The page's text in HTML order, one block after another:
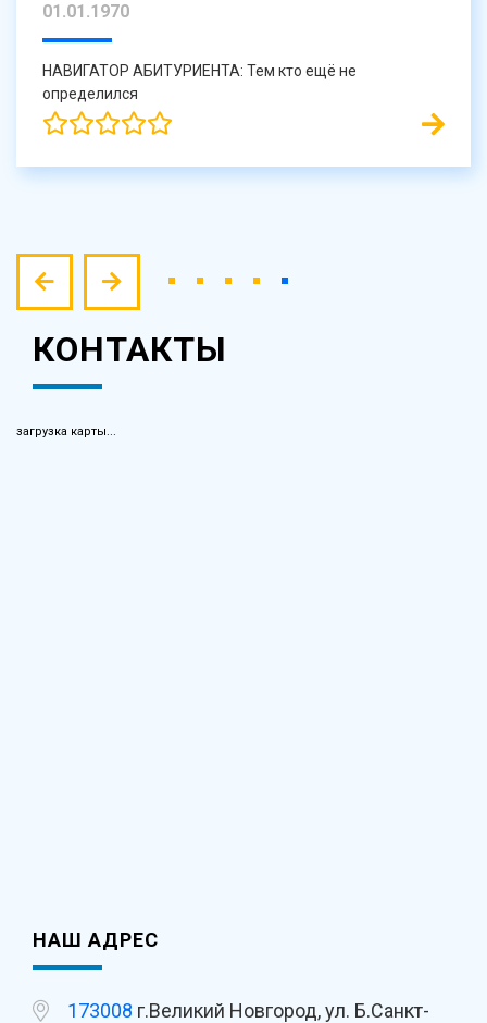
01.01.1970
НАВИГАТОР АБИТУРИЕНТА: Тем кто ещё не
определился
КОНТАКТЫ
загрузка карты...
НАШ АДРЕС
173008 г.Великий Новгород, ул. Б.Санкт-